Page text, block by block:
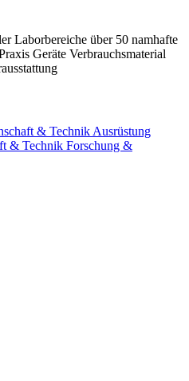
Laborbereiche über 50 namhafte
Geräte Verbrauchsmaterial
& Technik Ausrüstung
& Technik Forschung &